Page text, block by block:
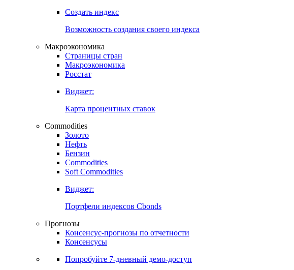
Создать индекс
Возможность создания своего индекса
Макроэкономика
Страницы стран
Макроэкономика
Росстат
Виджет:
Карта процентных ставок
Commodities
Золото
Нефть
Бензин
Commodities
Soft Commodities
Виджет:
Портфели индексов Cbonds
Прогнозы
Консенсус-прогнозы по отчетности
Консенсусы
Попробуйте 7-дневный демо-доступ